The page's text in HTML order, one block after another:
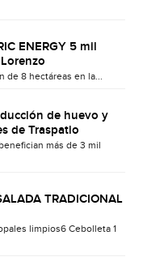
ENERGY 5 mil
8 hectáreas en la...
de huevo y
de Traspatio
más de 3 mil
TRADICIONAL
limpios6 Cebolleta 1